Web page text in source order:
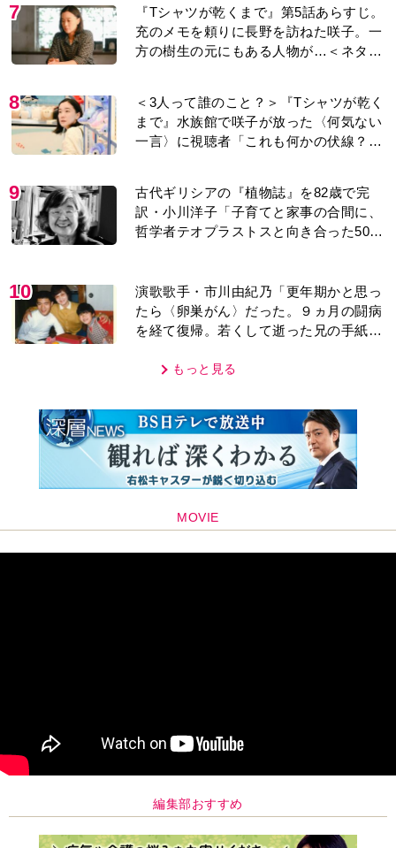
7
『Tシャツが乾くまで』第5話あらすじ。
充のメモを頼りに長野を訪ねた咲子。一
方の樹生の元にもある人物が…＜ネタバ
8
＜3人って誰のこと？＞『Tシャツが乾く
まで』水族館で咲子が放った〈何気ない
一言〉に視聴者「これも何かの伏線？」
9
古代ギリシアの『植物誌』を82歳で完
訳・小川洋子「子育てと家事の合間に、
哲学者テオプラストスと向き合った50
10
演歌歌手・市川由紀乃「更年期かと思っ
たら〈卵巣がん〉だった。９ヵ月の闘病
を経て復帰。若くして逝った兄の手紙を
もっと見る
MOVIE
編集部おすすめ